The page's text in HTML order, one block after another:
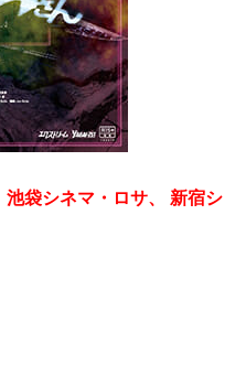
池袋シネマ・ロサ、
新宿シ